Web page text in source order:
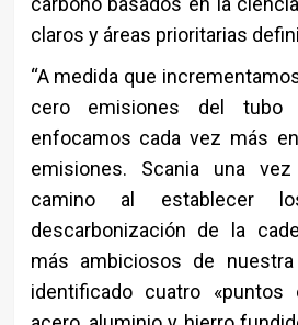
claros y áreas prioritarias
“A medida que
cero emisiones del tubo
enfocamos cada vez más
emisiones. Scania una
camino al establecer
descarbonización de la
más ambiciosos de
identificado cuatro «puntos